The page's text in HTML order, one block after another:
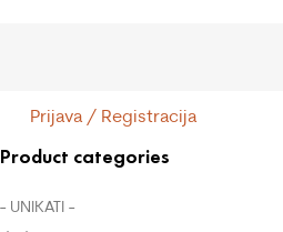
Prijava / Registracija
Product categories
- UNIKATI -